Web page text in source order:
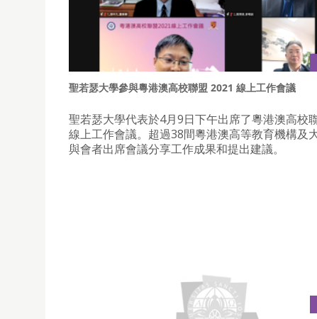
聖若瑟大學參與粵港澳高校聯盟 2021 線上工作會議
聖若瑟大學代表於4月9日下午出席了粵港澳高校
線上工作會議。超過38間粵港澳高等教育機構及
與會者出席會議分享工作成果和提出建議。